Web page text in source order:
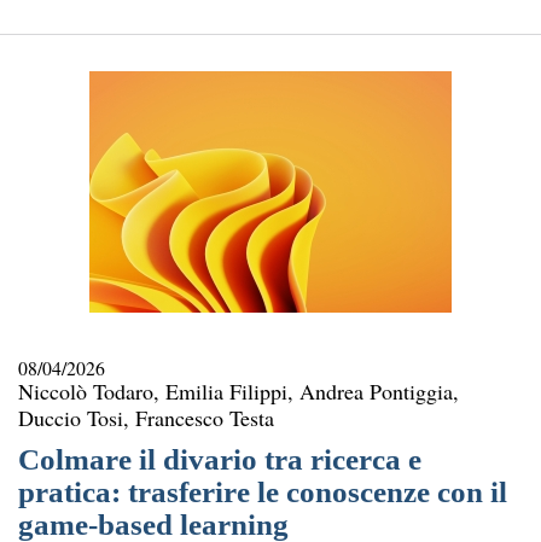
08/04/2026
Niccolò Todaro, Emilia Filippi, Andrea Pontiggia,
Duccio Tosi, Francesco Testa
Colmare il divario tra ricerca e
pratica: trasferire le conoscenze con il
game-based learning